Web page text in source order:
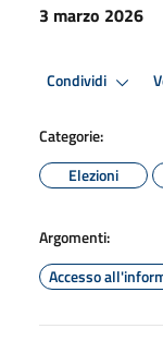
3 marzo 2026
Condividi
Categorie:
Elezioni
Argomenti:
Accesso